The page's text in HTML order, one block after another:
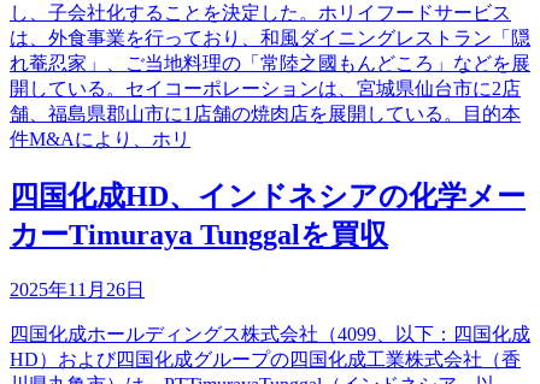
し、子会社化することを決定した。ホリイフードサービス
は、外食事業を行っており、和風ダイニングレストラン「隠
れ菴忍家」、ご当地料理の「常陸之國もんどころ」などを展
開している。セイコーポレーションは、宮城県仙台市に2店
舗、福島県郡山市に1店舗の焼肉店を展開している。目的本
件M&Aにより、ホリ
四国化成HD、インドネシアの化学メー
カーTimuraya Tunggalを買収
2025年11月26日
四国化成ホールディングス株式会社（4099、以下：四国化成
HD）および四国化成グループの四国化成工業株式会社（香